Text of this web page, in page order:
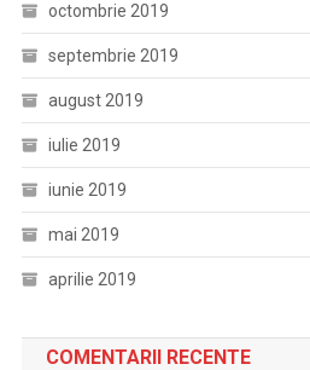
octombrie 2019
septembrie 2019
august 2019
iulie 2019
iunie 2019
mai 2019
aprilie 2019
COMENTARII RECENTE